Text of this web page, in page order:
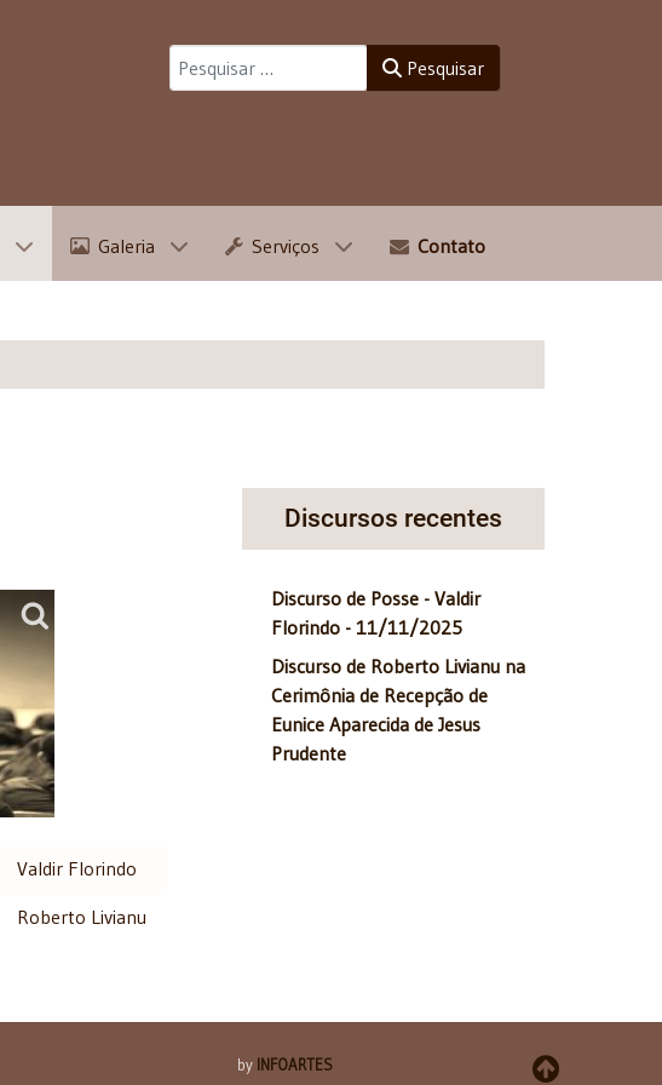
Pesquisar
Galeria Serviços Contato
Valdir Florindo
Roberto Livianu
Discursos recentes
Discurso de Posse - Valdir
Florindo - 11/11/2025
Discurso de Roberto Livianu na
Cerimônia de Recepção de
Eunice Aparecida de Jesus
Prudente
by INFOARTES